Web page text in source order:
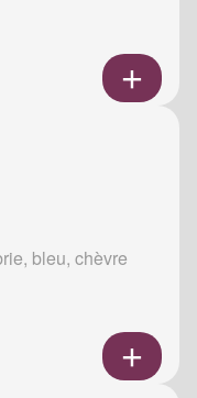
bleu, chèvre